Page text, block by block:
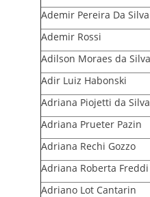
INICIAL
ASSUEL
CONVÊNIOS
Ademir Pereira Da Silva
Ademir Rossi
Adilson Moraes da Silva
Adir Luiz Habonski
Adriana Piojetti da
Adriana Prueter Pazin
Adriana Rechi Gozzo
Adriana Roberta Freddi
Adriano Lot Cantarin